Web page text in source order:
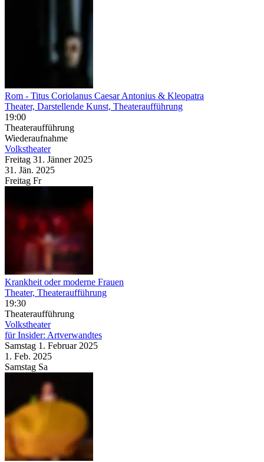
Rom - Titus Coriolanus Caesar Antonius & Kleopatra
Theater, Darstellende Kunst, Theateraufführung
19:00
Theateraufführung
Wiederaufnahme
Volkstheater
Freitag 31. Jänner 2025
31. Jän. 2025
Freitag Fr
Krankheit oder moderne Frauen
Theater, Theateraufführung
19:30
Theateraufführung
Volkstheater
für Insider: Artverwandtes
Samstag 1. Februar 2025
1. Feb. 2025
Samstag Sa